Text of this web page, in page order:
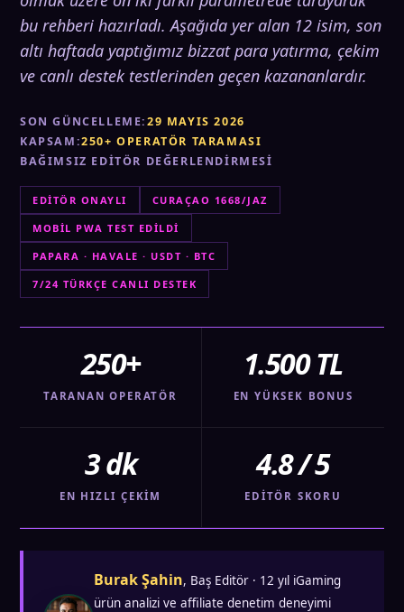
bu rehberi hazırladı. Aşağıda yer alan 12 isim, son
altı haftada yaptığımız bizzat para yatırma, çekim
ve canlı destek testlerinden geçen kazananlardır.
SON GÜNCELLEME:29 MAYIS 2026
KAPSAM:250+ OPERATÖR TARAMASI
BAĞIMSIZ EDITÖR DEĞERLENDIRMESI
EDITÖR ONAYLI CURAÇAO 1668/JAZ
MOBIL PWA TEST EDILDI
PAPARA · HAVALE · USDT · BTC
7/24 TÜRKÇE CANLI DESTEK
250+
TARANAN OPERATÖR
1.500 TL
EN YÜKSEK BONUS
3 dk
EN HIZLI ÇEKIM
4.8 / 5
EDITÖR SKORU
Burak Şahin, Baş Editör · 12 yıl iGaming
ürün analizi ve affiliate denetim deneyimi